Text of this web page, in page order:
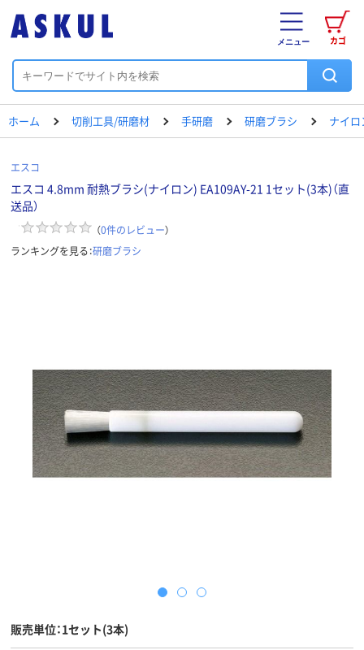
カゴ
メニュー
ホーム 切削工具/研磨材 手研磨 研磨ブラシ ナイ
エスコ
エスコ 4.8mm 耐熱ブラシ(ナイロン) EA109AY-21 1セット(3本)（直
送品）
（0件のレビュー）
ランキングを見る：研磨ブラシ
販売単位：1セット(3本)